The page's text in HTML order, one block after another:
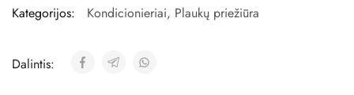
Kategorijos:
Kondicionieriai, Plaukų priežiūra
Dalintis: